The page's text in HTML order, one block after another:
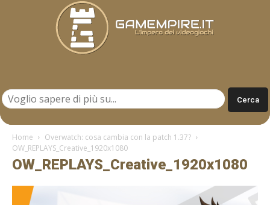
Home
Overwatch: cosa cambia con la patch 1.37?
OW_REPLAYS_Creative_1920x1080
OW_REPLAYS_Creative_1920x1080